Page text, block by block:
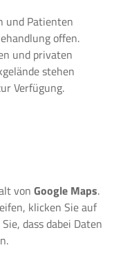
und Patienten
offen.
und privaten
stehen
Verfügung.
vonGoogle Maps.
klicken Sie auf
dass dabei Daten